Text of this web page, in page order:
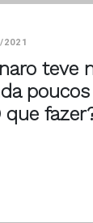
2021
teve
poucos